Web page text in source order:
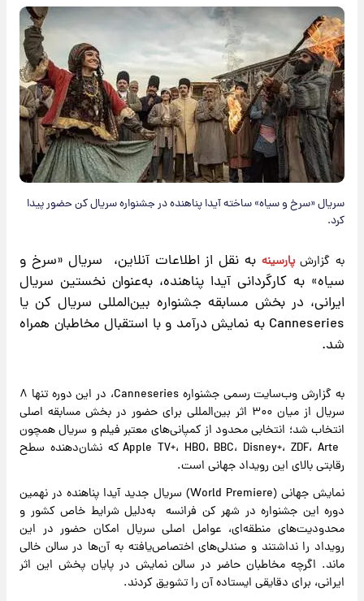
سریال «سرخ و سیاه» ساخته آیدا پناهنده در جشنواره سریال کن حضور پیدا
کرد.
​به گزارش پارسینه به نقل از اطلاعات آنلاین، سریال «سرخ و
سیاه» به کارگردانی آیدا پناهنده، به‌عنوان نخستین سریال
ایرانی، در بخش مسابقه جشنواره بین‌المللی سریال کن یا
Canneseries به نمایش درآمد و با استقبال مخاطبان همراه
شد.
به گزارش وب‌سایت رسمی جشنواره Canneseries، در این دوره تنها ۸
سریال از میان ۳۰۰ اثر بین‌المللی برای حضور در بخش مسابقه اصلی
انتخاب شد؛ انتخابی محدود از کمپانی‌های معتبر فیلم و سریال همچون
Apple TV+، HBO، BBC، Disney+، ZDF، Arte که نشان‌دهنده سطح
رقابتی بالای این رویداد جهانی است.
نمایش جهانی (World Premiere) سریال جدید آیدا پناهنده در نهمین
دوره این جشنواره در شهر کن فرانسه به‌دلیل شرایط خاص کشور و
محدودیت‌های منطقه‌ای، عوامل اصلی سریال امکان حضور در این
رویداد را نداشتند و صندلی‌های اختصاص‌یافته به آن‌ها در سالن خالی
ماند. اگرچه مخاطبان حاضر در سالن نمایش در پایان پخش این اثر
ایرانی، برای دقایقی ایستاده آن را تشویق کردند.